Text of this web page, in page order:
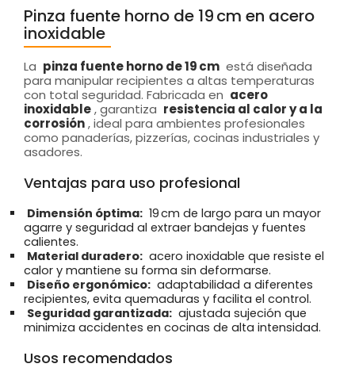
Pinza fuente horno de 19 cm en acero
inoxidable
La pinza fuente horno de 19 cm está diseñada
para manipular recipientes a altas temperaturas
con total seguridad. Fabricada en acero
inoxidable, garantiza resistencia al calor y a la
corrosión, ideal para ambientes profesionales
como panaderías, pizzerías, cocinas industriales y
asadores.
Ventajas para uso profesional
Dimensión óptima: 19 cm de largo para un mayor
agarre y seguridad al extraer bandejas y fuentes
calientes.
Material duradero: acero inoxidable que resiste el
calor y mantiene su forma sin deformarse.
Diseño ergonómico: adaptabilidad a diferentes
recipientes, evita quemaduras y facilita el control.
Seguridad garantizada: ajustada sujeción que
minimiza accidentes en cocinas de alta intensidad.
Usos recomendados